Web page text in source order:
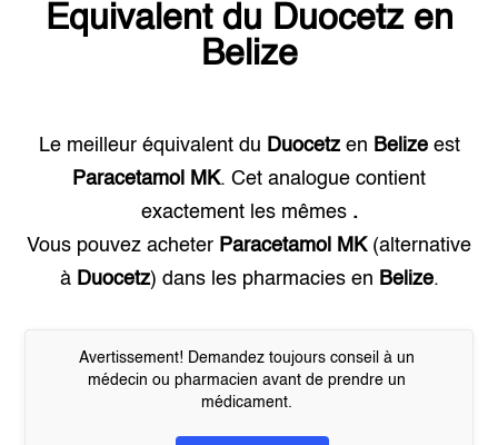
Equivalent du Duocetzen
Belize
Le meilleur équivalent du Duocetzen Belizeest
Paracetamol MK. Cet analogue contient
exactement les mêmes .
Vous pouvez acheter Paracetamol MK(alternative
à Duocetz) dans les pharmacies en Belize.
Avertissement! Demandez toujours conseil à un
médecin ou pharmacien avant de prendre un
médicament.